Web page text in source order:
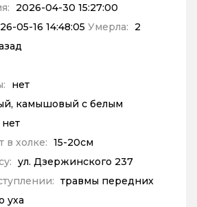
2026-04-30 15:27:00
05-16 14:48:05 Умерла:
2
нет
камышовый с белым
нет
холке: 15-20см
ул. Дзержинского 237
травмы передних
уха